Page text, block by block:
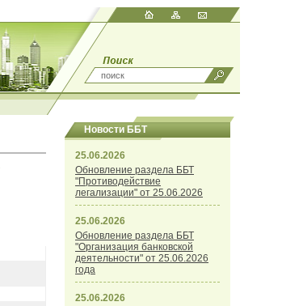
Новости ББТ
25.06.2026
Обновление раздела ББТ
"Противодействие
легализации" от 25.06.2026
25.06.2026
Обновление раздела ББТ
"Организация банковской
деятельности" от 25.06.2026
года
25.06.2026